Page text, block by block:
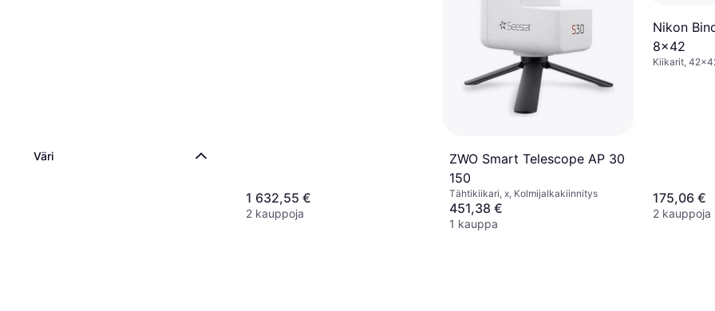
Väri
1 632,55 €
2 kauppoja
ZWO Smart Telescope AP 30
150
Tähtikiikari, x, Kolmijalkakiinnitys
451,38 €
1 kauppa
Nikon
8x42
Kiikarit,
175,06 €
2 kauppoja